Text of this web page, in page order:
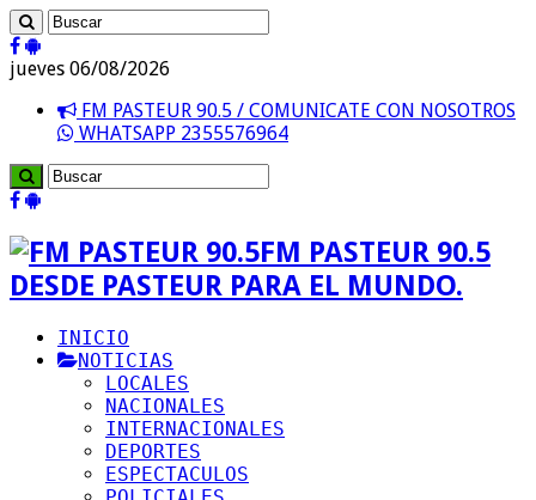
jueves 06/08/2026
FM PASTEUR 90.5 / COMUNICATE CON NOSOTROS
WHATSAPP 2355576964
FM PASTEUR 90.5
DESDE PASTEUR PARA EL MUNDO.
INICIO
NOTICIAS
LOCALES
NACIONALES
INTERNACIONALES
DEPORTES
ESPECTACULOS